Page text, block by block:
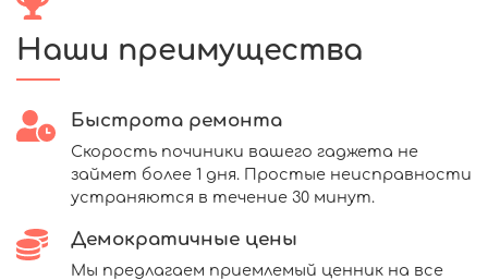
Наши преимущества
Быстрота ремонта
Скорость починики вашего гаджета не
займет более 1 дня. Простые неисправности
устраняются в течение 30 минут.
Демократичные цены
Мы предлагаем приемлемый ценник на все